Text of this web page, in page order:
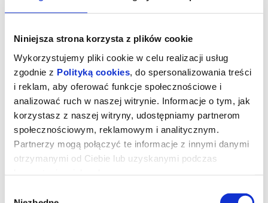
Niniejsza strona korzysta z plików cookie
Wykorzystujemy pliki cookie w celu realizacji usług
zgodnie z Polityką cookies , do spersonalizowania treści
i reklam, aby oferować funkcje społecznościowe i
analizować ruch w naszej witrynie. Informacje o tym, jak
korzystasz z naszej witryny, udostępniamy partnerom
społecznościowym, reklamowym i analitycznym.
Partnerzy mogą połączyć te informacje z innymi danymi
otrzymanymi od Ciebie lub uzyskanymi podczas